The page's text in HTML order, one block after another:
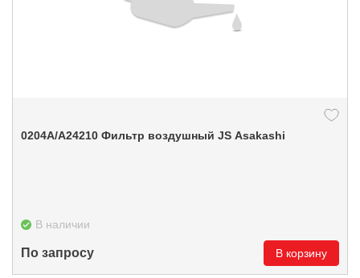
0204А/A24210 Фильтр воздушный JS Asakashi
В наличии
По запросу В корзину